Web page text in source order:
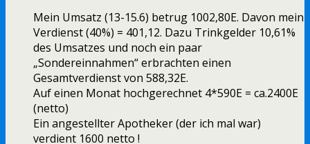
Mein Umsatz (13-15.6) betrug 1002,80E. Davon mein
Verdienst (40%) = 401,12. Dazu Trinkgelder 10,61%
des Umsatzes und noch ein paar
„Sondereinnahmen“ erbrachten einen
Gesamtverdienst von 588,32E.
Auf einen Monat hochgerechnet 4*590E = ca.2400E
(netto)
Ein angestellter Apotheker (der ich mal war)
verdient 1600 netto !